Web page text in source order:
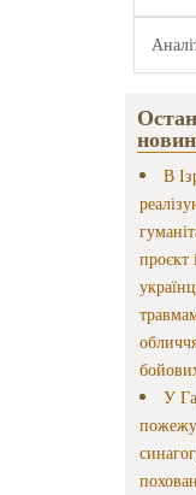
В
проєкт
У